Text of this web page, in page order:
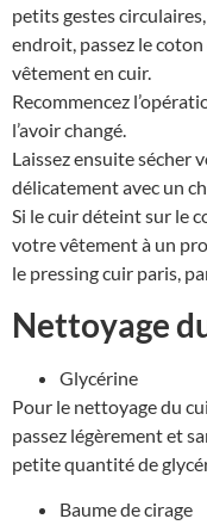
petits gestes
endroit, passez le
vêtement en cuir.
Recommencez
l’avoir changé.
Laissez ensuite
délicatement avec un
Si le cuir déteint sur le
votre vêtement à un
le pressing cuir paris,
Nettoyage
Glycérine
Pour le nettoyage du
passez légèrement et
petite quantité de
Baume de cirage